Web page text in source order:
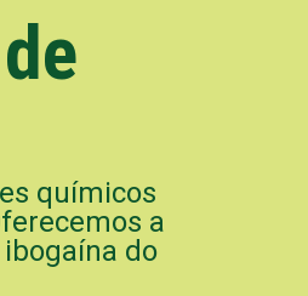
químicos
a
do